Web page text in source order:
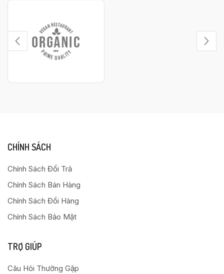
CHÍNH SÁCH
Chính Sách Đổi Trả
Chính Sách Bán Hàng
Chính Sách Đổi Hàng
Chính Sách Bảo Mật
TRỢ GIÚP
Câu Hỏi Thường Gặp